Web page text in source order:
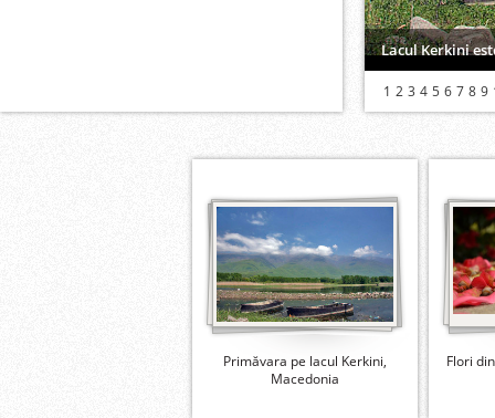
Lacul Kerkini
1 2 3 4 5 6 7 8 9
Primăvara pe lacul Kerkini,
Macedonia
Flori